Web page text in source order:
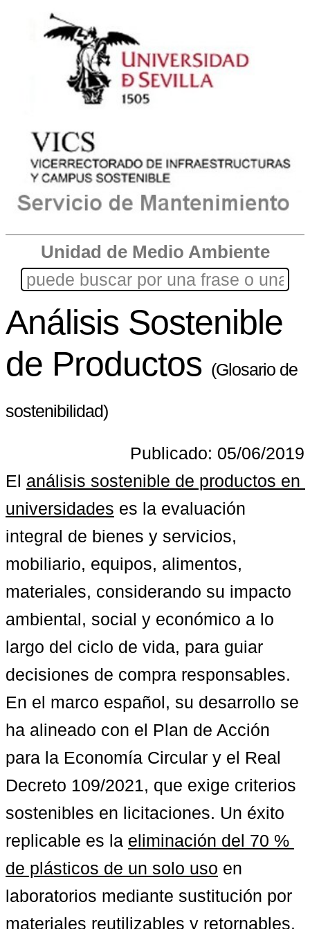
Unidad de Medio Ambiente
Análisis Sostenible
de Productos (Glosario de
sostenibilidad)
Publicado: 05/06/2019
El análisis sostenible de productos en
universidades es la evaluación
integral de bienes y servicios,
mobiliario, equipos, alimentos,
materiales, considerando su impacto
ambiental, social y económico a lo
largo del ciclo de vida, para guiar
decisiones de compra responsables.
En el marco español, su desarrollo se
ha alineado con el Plan de Acción
para la Economía Circular y el Real
Decreto 109/2021, que exige criterios
sostenibles en licitaciones. Un éxito
replicable es la eliminación del 70 %
de plásticos de un solo uso en
laboratorios mediante sustitución por
materiales reutilizables y retornables.